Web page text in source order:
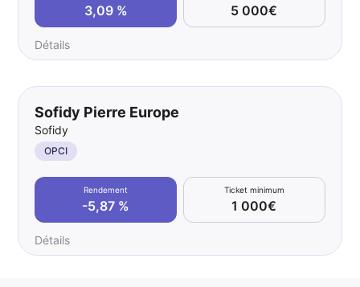
3,09 % 5 000€
Détails
Sofidy Pierre Europe
Sofidy
OPCI
Rendement
-5,87 %
Ticket minimum
1 000€
Détails